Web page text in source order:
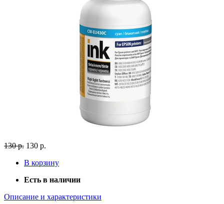
130 р. 130 р.
В корзину
Есть в наличии
Описание и характеристики